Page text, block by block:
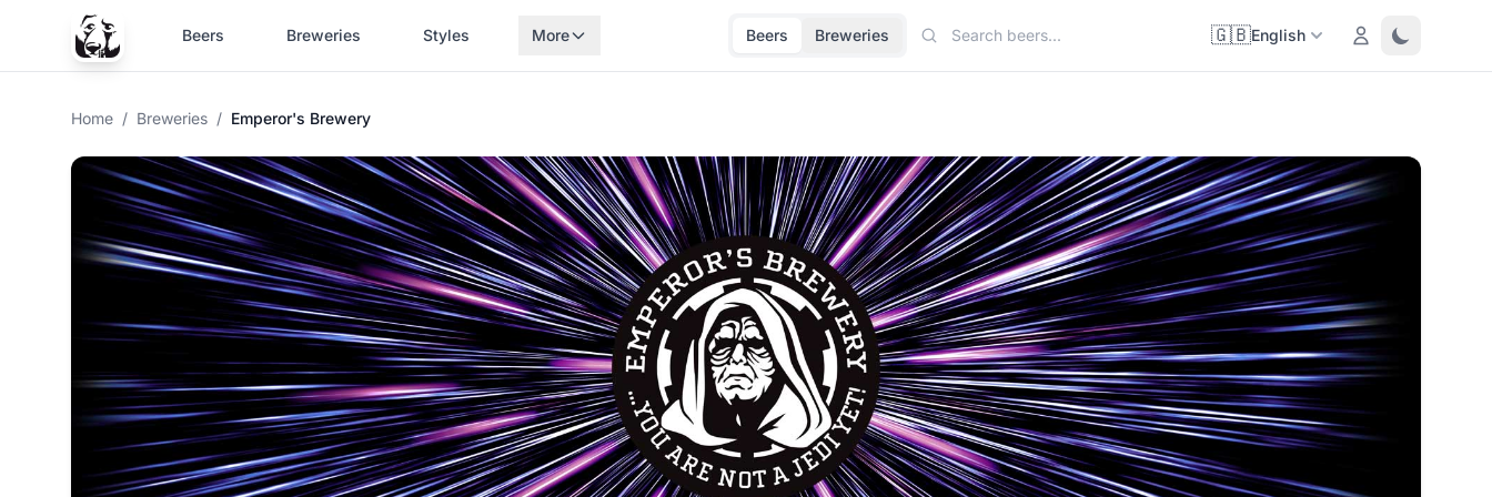
Beers Breweries Styles More Beers Breweries 🇬🇧English Login Toggle
Home / Breweries / Emperor's Brewery